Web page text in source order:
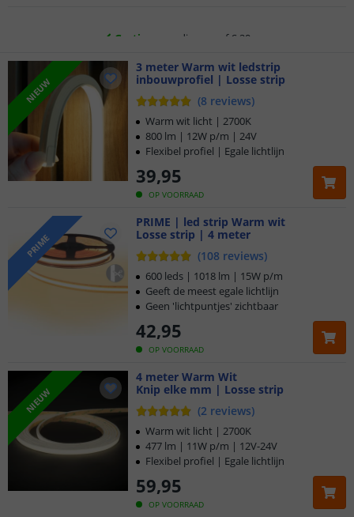
Klantbeoordeling 9.1
Voor 23:45 uur besteld,morgen in huis
NIEUW
3 meter Warm wit ledstrip
inbouwprofiel | Losse strip
(8 reviews)
OP VOORRAAD
39,95
Warm wit licht | 2700K
800 lm | 12W p/m | 24V
Flexibel profiel | Egale lichtlijn
PRIME
PRIME | led strip Warm wit
Losse strip | 4 meter
(108 reviews)
OP VOORRAAD
42,95
600 leds | 1018 lm | 15W p/m
Geeft de meest egale lichtlijn
Geen 'lichtpuntjes' zichtbaar
NIEUW
4 meter Warm Wit
Knip elke mm | Losse strip
(2 reviews)
OP VOORRAAD
59,95
Warm wit licht | 2700K
477 lm | 11W p/m | 12V-24V
Flexibel profiel | Egale lichtlijn